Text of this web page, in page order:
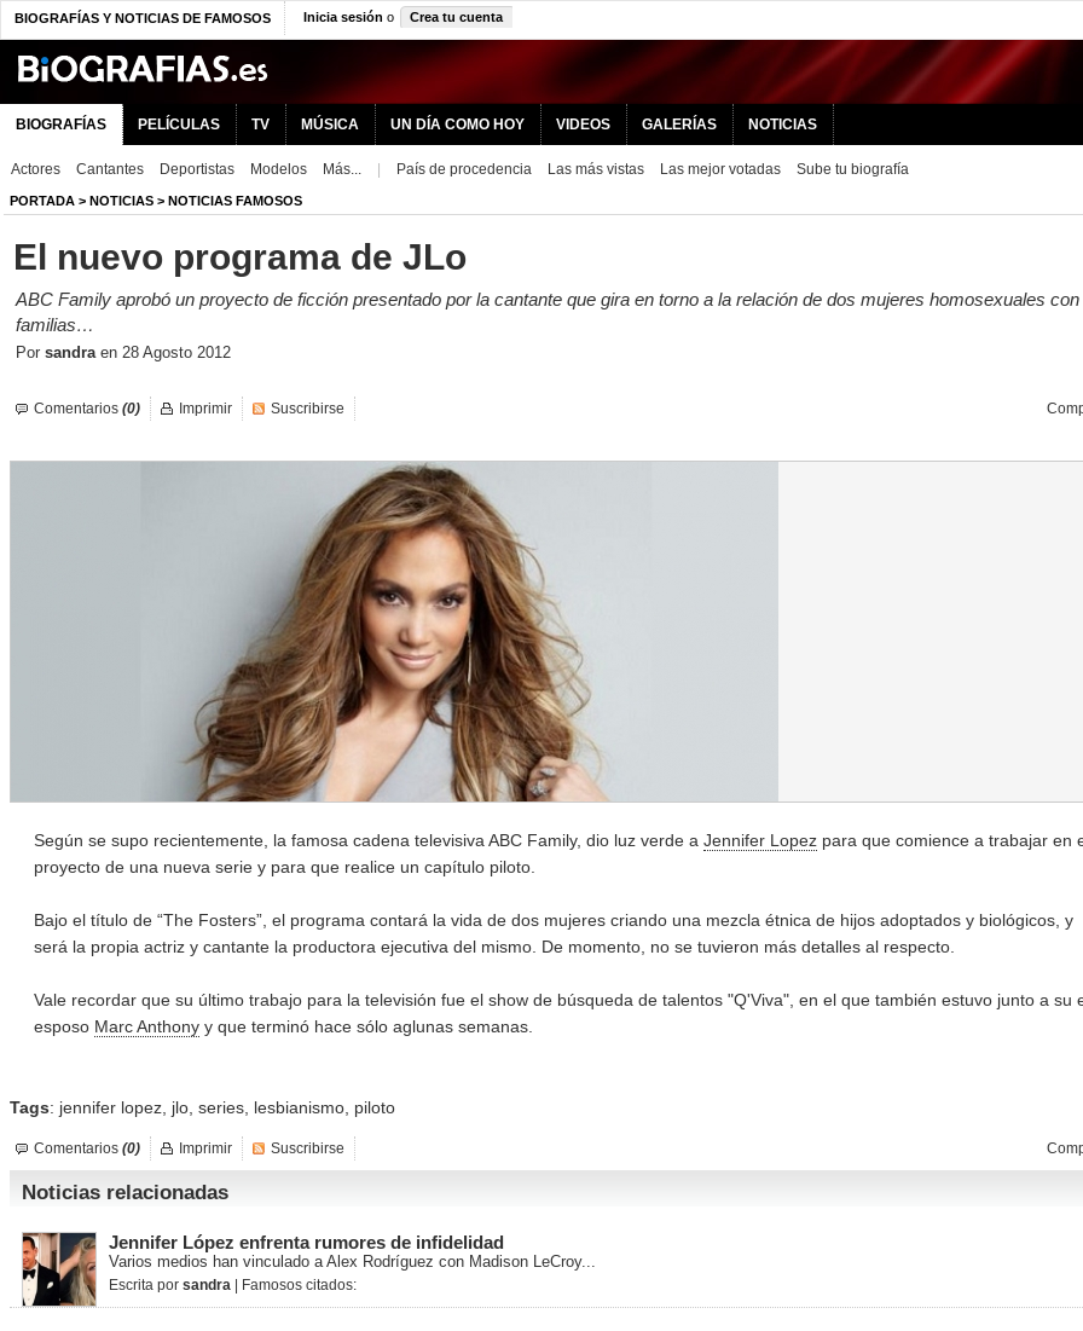
BIOGRAFÍAS Y NOTICIAS DE FAMOSOS Inicia sesión o Crea tu cuenta
BIOGRAFÍAS PELÍCULAS TV MÚSICA UN DÍA COMO HOY VIDEOS GALERÍAS NOTICIAS
Actores Cantantes Deportistas Modelos Más... País de procedencia Las más vistas Las mejor votadas Sube tu biografía
PORTADA > NOTICIAS > NOTICIAS FAMOSOS
El nuevo programa de JLo
ABC Family aprobó un proyecto de ficción presentado por la cantante que gira en torno a la relación de dos mujeres homosexuales
familias…
Por sandraen 28 Agosto 2012
Comentarios (0) Imprimir Suscribirse
Según se supo recientemente, la famosa cadena televisiva ABC Family, dio luz verde a Jennifer Lopez para que comience a trabajar en
proyecto de una nueva serie y para que realice un capítulo piloto.
Bajo el título de “The Fosters”, el programa contará la vida de dos mujeres criando una mezcla étnica de hijos adoptados y biológicos, y
será la propia actriz y cantante la productora ejecutiva del mismo. De momento, no se tuvieron más detalles al respecto.
Vale recordar que su último trabajo para la televisión fue el show de búsqueda de talentos "Q'Viva", en el que también estuvo junto a su
esposo Marc Anthony y que terminó hace sólo aglunas semanas.
Tags: jennifer lopez jlo series lesbianismo piloto
Comentarios (0) Imprimir Suscribirse
Noticias relacionadas
Jennifer López enfrenta rumores de infidelidad
Varios medios han vinculado a Alex Rodríguez con Madison LeCroy...
Escrita por sandra | Famosos citados: